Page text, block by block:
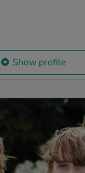
Show profile